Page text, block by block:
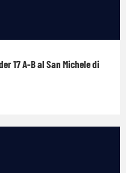
17 A-B al San Michele di